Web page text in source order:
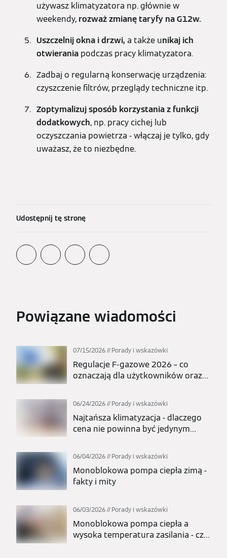
używasz klimatyzatora np. głównie w
weekendy, rozważ zmianę taryfy na G12w.
Uszczelnij okna i drzwi, a także unikaj ich
otwierania podczas pracy klimatyzatora.
Zadbaj o regularną konserwację urządzenia:
czyszczenie filtrów, przeglądy techniczne itp.
Zoptymalizuj sposób korzystania z funkcji
dodatkowych, np. pracy cichej lub
oczyszczania powietrza - włączaj je tylko, gdy
uważasz, że to niezbędne.
Udostępnij tę stronę
Powiązane wiadomości
07/15/2026 Porady i wskazówki
Regulacje F-gazowe 2026 – co
oznaczają dla użytkowników oraz
06/24/2026 Porady i wskazówki
Najtańsza klimatyzacja - dlaczego
cena nie powinna być jedynym
06/04/2026 Porady i wskazówki
Monoblokowa pompa ciepła zimą -
fakty i mity
06/03/2026 Porady i wskazówki
Monoblokowa pompa ciepła a
wysoka temperatura zasilania - czy